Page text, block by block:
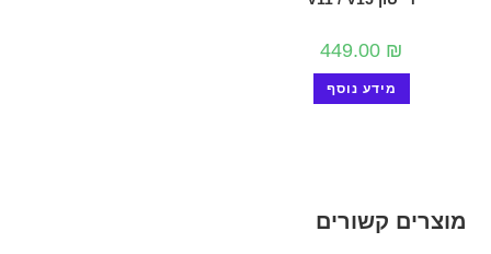
449.00 ₪
מידע נוסף
מוצרים קשורים